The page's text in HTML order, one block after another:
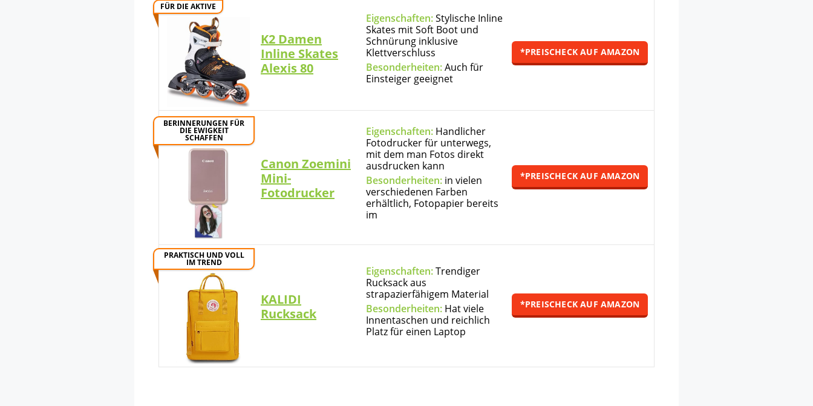
FÜR DIE AKTIVE
K2 Damen
Inline Skates
Alexis 80
Eigenschaften:Stylische Inline
Skates mit Soft Boot und
Schnürung inklusive
Klettverschluss
Besonderheiten:Auch für
Einsteiger geeignet
*PREISCHECK AUF AMAZON
BERINNERUNGEN FÜR
DIE EWIGKEIT
SCHAFFEN
Canon Zoemini
Mini-
Fotodrucker
Eigenschaften: Handlicher
Fotodrucker für unterwegs,
mit dem man Fotos direkt
ausdrucken kann
Besonderheiten: in vielen
verschiedenen Farben
erhältlich, Fotopapier bereits
im
*PREISCHECK AUF AMAZON
PRAKTISCH UND VOLL
IM TREND
KALIDI
Rucksack
Eigenschaften:Trendiger
Rucksack aus
strapazierfähigem Material
Besonderheiten: Hat viele
Innentaschen und reichlich
Platz für einen Laptop
*PREISCHECK AUF AMAZON